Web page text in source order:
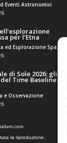
Eventi Astronomici
per l’Etna
di Sole 2026: gli
Time Baseline
e Osservazione
la riproduzione.